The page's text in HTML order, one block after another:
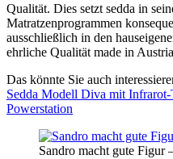
Qualität. Dies setzt sedda in
Matratzenprogrammen
ausschließlich in den
ehrliche Qualität made in
Das könnte Sie auch
Sedda Modell Diva mit Infrarot-
Powerstation
Sandro macht gute Figur